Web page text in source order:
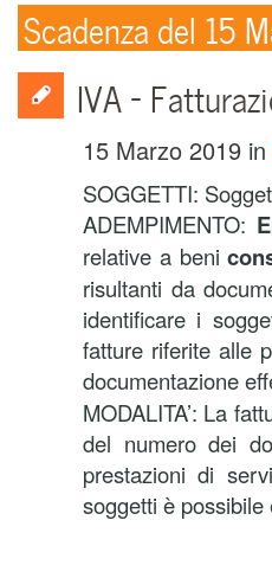
Scadenza del 15
IVA –
15 Marzo 2019 in
SOGGETTI:
ADEMPIMENTO:
relative a beni
risultanti da
identificare i
fatture riferite alle
documentazione
MODALITA’: La
del numero dei
prestazioni di
soggetti è